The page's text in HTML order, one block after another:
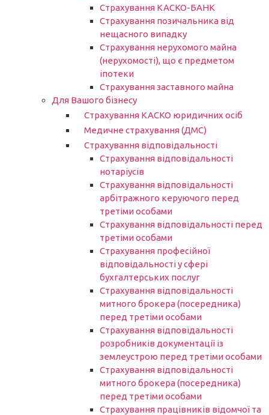
Страхування КАСКО-БАНК
Страхування позичальника від
нещасного випадку
Страхування нерухомого майна
(нерухомості), що є предметом
іпотеки
Страхування заставного майна
Для Вашого бізнесу
Страхування КАСКО юридичних осіб
Медичне страхування (ДМС)
Страхування відповідальності
Страхування відповідальності
нотаріусів
Cтрахування відповідальності
арбітражного керуючого перед
третіми особами
Страхування відповідальності перед
третіми особами
Страхування професійної
відповідальності у сфері
бухгалтерських послуг
Страхування відповідальності
митного брокера (посередника)
перед третіми особами
Страхування відповідальності
розробників документації із
землеустрою перед третіми особами
Страхування відповідальності
митного брокера (посередника)
перед третіми особами
Страхування працівників відомчої та